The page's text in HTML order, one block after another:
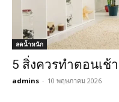
ลดน้ำหนัก
5 สิ่งควรทำตอนเช้
admins - 10 พฤษภาคม 2026